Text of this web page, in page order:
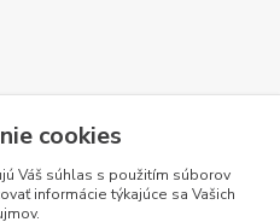
cookies
Váš súhlas s použitím súborov
informácie týkajúce sa Vašich